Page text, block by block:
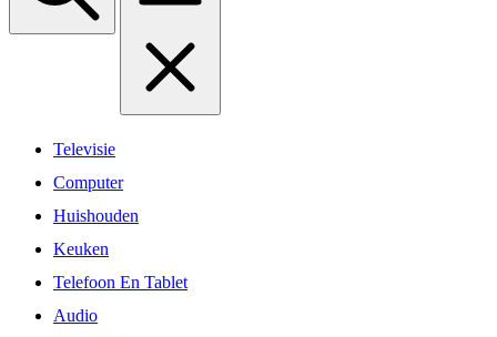
Televisie
Computer
Huishouden
Keuken
Telefoon En Tablet
Audio